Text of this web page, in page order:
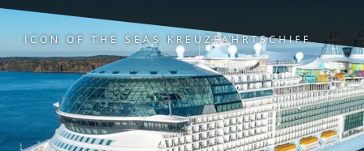
ICON OF THE SEAS KREUZFAHRTSCHIFF